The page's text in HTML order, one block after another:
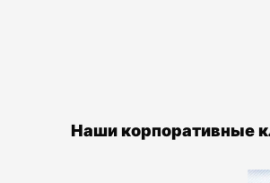
Наши корпоративные